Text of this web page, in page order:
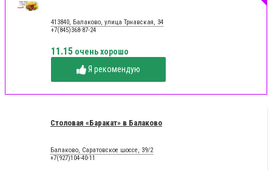
413840, Балаково, улица Трнавская, 34
+7(845)368-87-24
11.15 очень хорошо
Я рекомендую
Столовая «Баракат» в Балаково
Балаково, Саратовское шоссе, 39/2
+7(927)104-40-11